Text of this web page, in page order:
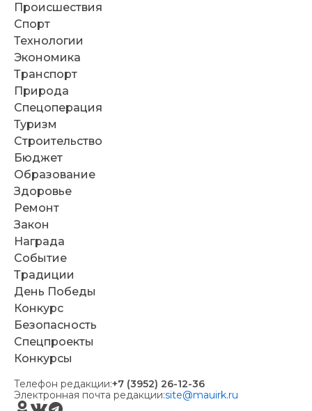
Происшествия
Спорт
Технологии
Экономика
Транспорт
Природа
Спецоперация
Туризм
Строительство
Бюджет
Образование
Здоровье
Ремонт
Закон
Награда
Событие
Традиции
День Победы
Конкурс
Безопасность
Спецпроекты
Конкурсы
Телефон редакции:+7 (3952) 26-12-36
Электронная почта редакции:site@mauirk.ru